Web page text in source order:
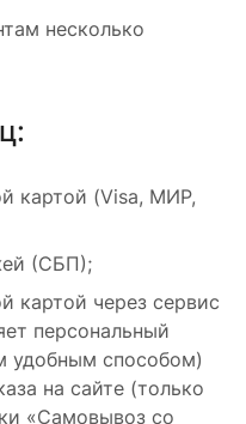
несколько
картой (Visa, МИР,
(СБП);
картой через сервис
персональный
удобным способом)
на сайте (только
«Самовывоз со